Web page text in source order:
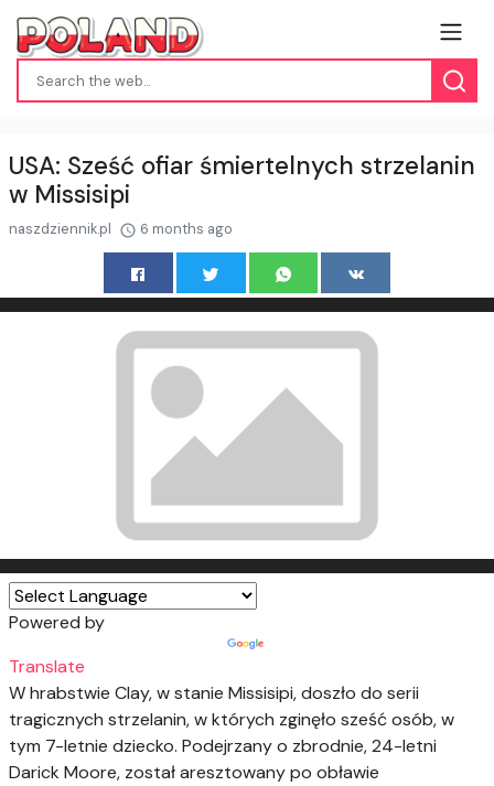
USA: Sześć ofiar śmiertelnych strzelanin
w Missisipi
naszdziennik.pl 6 months ago
Powered by
Translate
W hrabstwie Clay, w stanie Missisipi, doszło do serii
tragicznych strzelanin, w których zginęło sześć osób, w
tym 7-letnie dziecko. Podejrzany o zbrodnie, 24-letni
Darick Moore, został aresztowany po obławie